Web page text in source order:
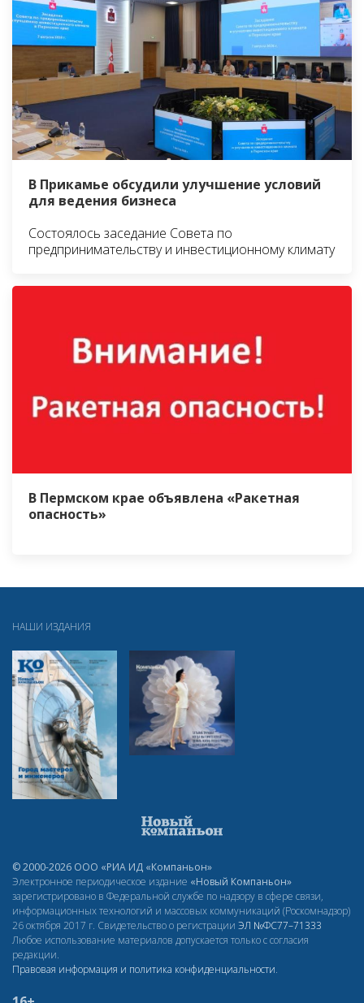
В Прикамье обсудили улучшение условий
для ведения бизнеса
Состоялось заседание Совета по
предпринимательству и инвестиционному климату
В Пермском крае объявлена «Ракетная
опасность»
НАШИ ИЗДАНИЯ
© 2000-2026 ООО «РИА ИД «Компаньон»
Электронное периодическое издание «Новый Компаньон»
зарегистрировано в Федеральной службе по надзору в сфере связи,
информационных технологий и массовых коммуникаций (Роскомнадзор)
26 октября 2017 г. Свидетельство о регистрации ЭЛ №ФС77–71333
Любое использование материалов допускается только с согласия
редакции.
Правовая информация и политика конфиденциальности.